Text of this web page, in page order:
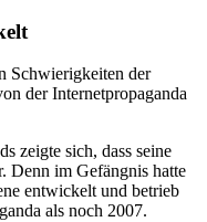
Schwierigkeiten der
der Internetpropaganda
zeigte sich, dass seine
Denn im Gefängnis hatte
entwickelt und betrieb
als noch 2007.